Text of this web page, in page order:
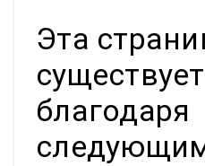
Эта
существует
благодаря